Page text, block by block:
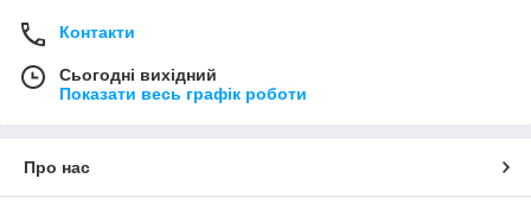
Контакти
Сьогодні вихідний
Показати весь графік роботи
Про нас